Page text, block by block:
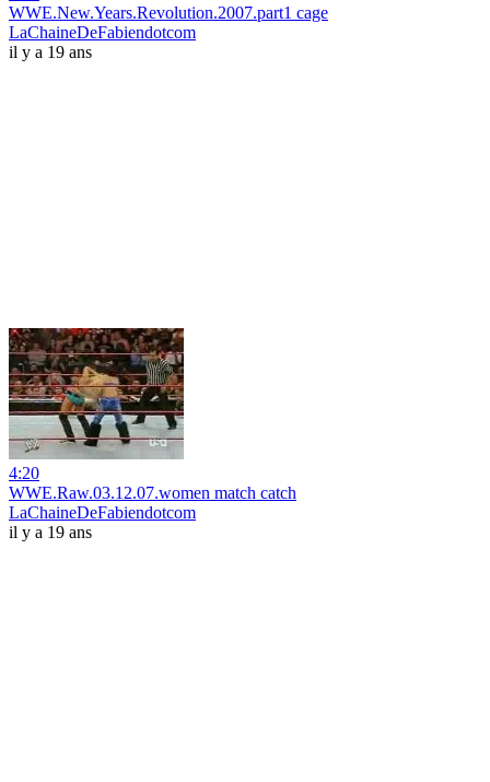
WWE.New.Years.Revolution.2007.part1 cage
LaChaineDeFabiendotcom
il y a 19 ans
4:20
WWE.Raw.03.12.07.women match catch
LaChaineDeFabiendotcom
il y a 19 ans